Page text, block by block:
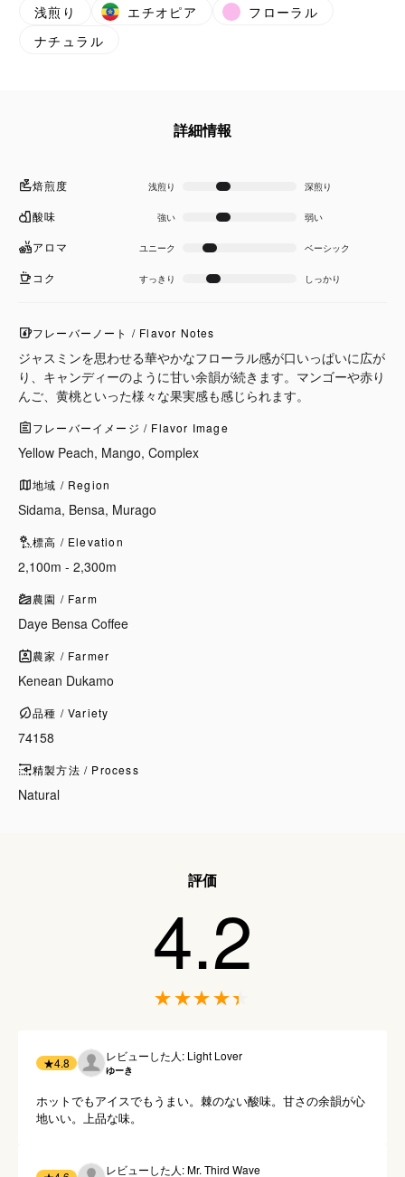
浅煎り エチオピア
フローラル
ナチュラル
詳細情報
焙煎度 浅煎り 深煎り
酸味 強い 弱い
アロマ ユニーク ベーシック
コク すっきり しっかり
フレーバーノート / Flavor Notes
ジャスミンを思わせる華やかなフローラル感が口いっぱいに広が
り、キャンディーのように甘い余韻が続きます。マンゴーや赤り
んご、黄桃といった様々な果実感も感じられます。
フレーバーイメージ / Flavor Image
Yellow Peach, Mango, Complex
地域 / Region
Sidama, Bensa, Murago
標高 / Elevation
2,100m - 2,300m
農園 / Farm
Daye Bensa Coffee
農家 / Farmer
Kenean Dukamo
品種 / Variety
74158
精製方法 / Process
Natural
評価
4.2
★4.8 レビューした人: Light Lover
ゆーき
ホットでもアイスでもうまい。棘のない酸味。甘さの余韻が心
地いい。上品な味。
レビューした人: Mr. Third Wave